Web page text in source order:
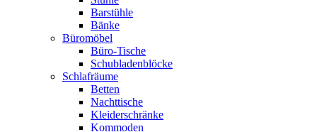
Barstühle
Bänke
Büromöbel
Büro-Tische
Schubladenblöcke
Schlafräume
Betten
Nachttische
Kleiderschränke
Kommoden